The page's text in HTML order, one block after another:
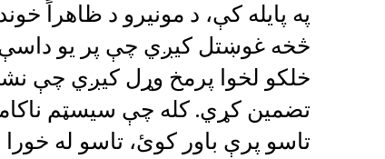
په پایله کې، د مونیرو د ظاهراً
څخه غوښتل کیږي چې پر یو
خلکو لخوا پرمخ وړل کیږي چې
تضمین کړي. کله چې سیسټم
تاسو پرې باور کوئ، تاسو له